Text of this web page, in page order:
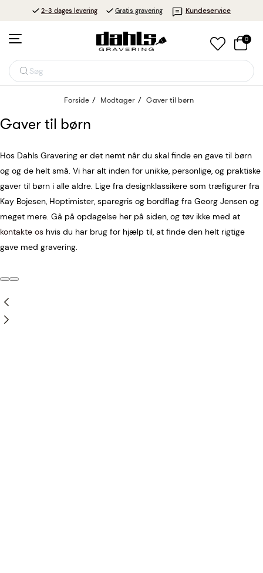
2-3 dages levering Gratis gravering Kundeservice
Søg
0
Forside Modtager Gaver til børn
Gaver til børn
Hos Dahls Gravering er det nemt når du skal finde en gave til børn
og og de helt små. Vi har alt inden for unikke, personlige, og praktiske
gaver til børn i alle aldre. Lige fra designklassikere som træfigurer fra
Kay Bojesen, Hoptimister, sparegris og bordflag fra Georg Jensen og
meget mere. Gå på opdagelse her på siden, og tøv ikke med at
kontakte os hvis du har brug for hjælp til, at finde den helt rigtige
gave med gravering.